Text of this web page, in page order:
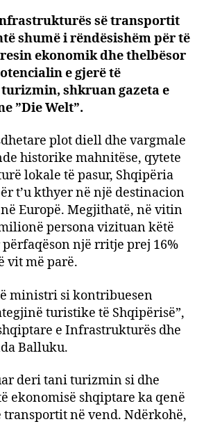
së transportit
shumë i rëndësishëm për të
ekonomik dhe thelbësor
e gjerë të
shkruan gazeta e
”Die Welt”.
plot diell dhe vargmale
historike mahnitëse, qytete
lokale të pasur, Shqipëria
t’u kthyer në një destinacion
Europë. Megjithatë, në vitin
persona vizituan këtë
një rritje prej 16%
vit më parë.
ministri si kontribuesen
turistike të Shqipërisë”,
e Infrastrukturës dhe
Balluku.
deri tani turizmin si dhe
ekonomisë shqiptare ka qenë
në vend. Ndërkohë,